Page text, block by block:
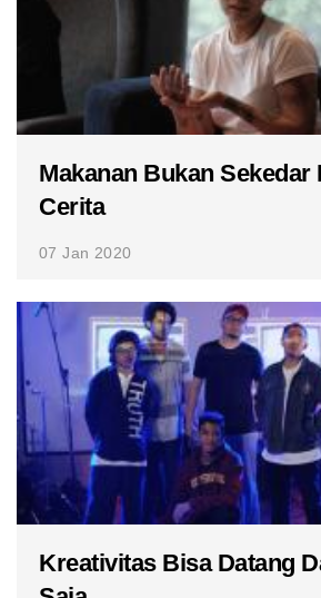
Makanan Bukan Sekedar
Cerita
07 Jan 2020
Kreativitas Bisa Datang